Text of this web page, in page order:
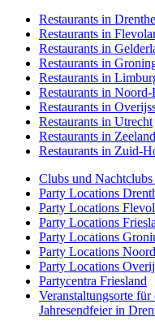
Restaurants in Drenthe
Restaurants in
Restaurants in
Restaurants in
Restaurants in
Restaurants in Noord-
Restaurants in
Restaurants in Utrecht
Restaurants in Zeeland
Restaurants in Zuid-
Clubs und
Party Locations
Party Locations
Party Locations
Party Locations
Party Locations
Party Locations
Partycentra Friesland
Veranstaltungsorte
Jahresendfeier in